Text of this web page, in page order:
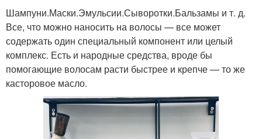
Шампуни.Маски.Эмульсии.Сыворотки.Бальзамы и т. д.
Все, что можно наносить на волосы — все может
содержать один специальный компонент или целый
комплекс. Есть и народные средства, вроде бы
помогающие волосам расти быстрее и крепче — то же
касторовое масло.